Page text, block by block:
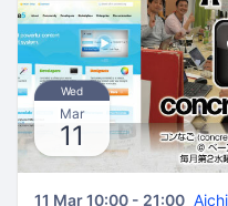
Wed
Mar
11
11 Mar 10:00 - 21:00 Aichi